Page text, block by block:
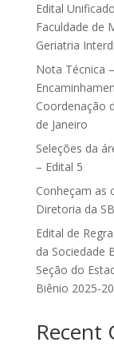
Edital
Faculdade de
Geriatria
Nota Técnica
Coordenação
de Janeiro
Seleções da
– Edital 5
Conheçam as
Diretoria da
Edital de
da Sociedade
Seção do
Biênio 2025-
Recent